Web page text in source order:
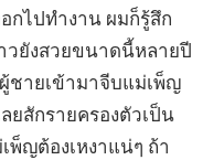
กไปทำงาน ผมก็รู้สึก
ยังสวยขนาดนี้หลายปี
ชายเข้ามาจีบแม่เพ็ญ
ยสักรายครองตัวเป็น
พ็ญต้องเหงาแน่ๆ ถ้า